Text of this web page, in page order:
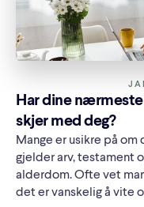
Har dine
skjer med deg?
Mange er usikre på
gjelder arv, testament
alderdom. Ofte vet
det er vanskelig å vite